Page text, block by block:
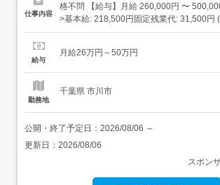
仕事内容
格不問 【給与】月給 260,000円 〜
>基本給: 218,500円固定残業代: 31,500円
分)住宅手当: 10,000円別途成果給あり 時
賃金は追加で支給賞与: 年2回 昇給: 年1回
給与
月給26万円～50万円
勤務地
千葉県 市川市
公開・終了予定日： 2026/08/06 ～
更新日： 2026/08/06
スポン